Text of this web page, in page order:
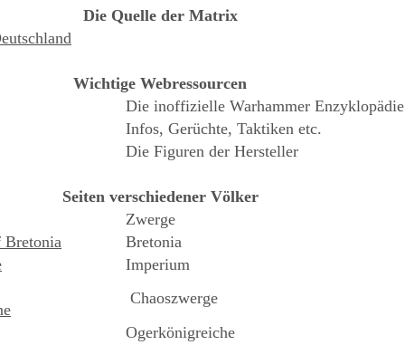
Die Quelle der Matrix
Wichtige Webressourcen
Die inoffizielle Warhammer Enzyklopädie
Infos, Gerüchte, Taktiken etc.
Die Figuren der Hersteller
Seiten verschiedener Völker
Zwerge
Bretonia
Bretonia
Imperium
Chaoszwerge
Ogerkönigreiche